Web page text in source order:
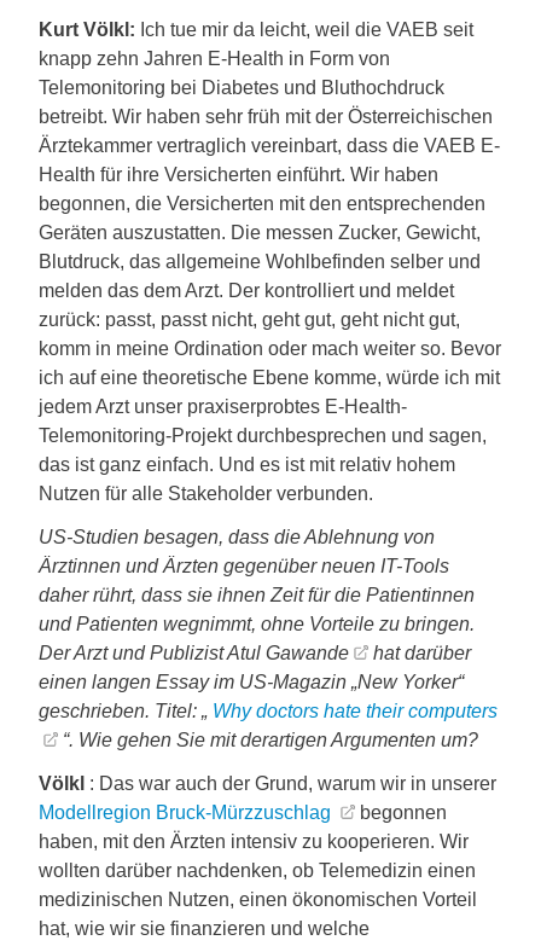
Kurt Völkl: Ich tue mir da leicht, weil die VAEB seit
knapp zehn Jahren E-Health in Form von
Telemonitoring bei Diabetes und Bluthochdruck
betreibt. Wir haben sehr früh mit der Österreichischen
Ärztekammer vertraglich vereinbart, dass die VAEB E-
Health für ihre Versicherten einführt. Wir haben
begonnen, die Versicherten mit den entsprechenden
Geräten auszustatten. Die messen Zucker, Gewicht,
Blutdruck, das allgemeine Wohlbefinden selber und
melden das dem Arzt. Der kontrolliert und meldet
zurück: passt, passt nicht, geht gut, geht nicht gut,
komm in meine Ordination oder mach weiter so. Bevor
ich auf eine theoretische Ebene komme, würde ich mit
jedem Arzt unser praxiserprobtes E-Health-
Telemonitoring-Projekt durchbesprechen und sagen,
das ist ganz einfach. Und es ist mit relativ hohem
Nutzen für alle Stakeholder verbunden.
US-Studien besagen, dass die Ablehnung von
Ärztinnen und Ärzten gegenüber neuen IT-Tools
daher rührt, dass sie ihnen Zeit für die Patientinnen
und Patienten wegnimmt, ohne Vorteile zu bringen.
Der Arzt und PublizistAtul Gawande
hat darüber
einen langen Essay im US-Magazin „New Yorker“
geschrieben. Titel: „ Why doctors hate their computers
“. Wie gehen Sie mit derartigen Argumenten um?
Völkl : Das war auch der Grund, warum wir in unserer
Modellregion Bruck-Mürzzuschlag
begonnen
haben, mit den Ärzten intensiv zu kooperieren. Wir
wollten darüber nachdenken, ob Telemedizin einen
medizinischen Nutzen, einen ökonomischen Vorteil
hat, wie wir sie finanzieren und welche